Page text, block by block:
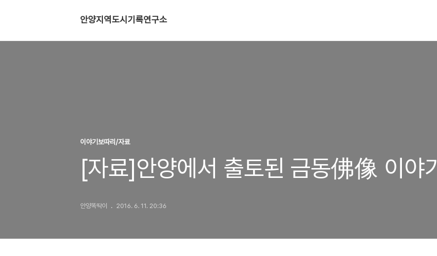
안양지역도시기록연구소
이야기보따리/자료
[자료]안양에서 출토된 금동佛像 이야기
안양똑딱이 2016. 6. 11. 20:36